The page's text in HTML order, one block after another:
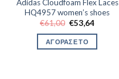
Adidas Cloudfoam Flex Laces
HQ4957 women’s shoes
€61,00 Original
price
was:
€61,00.
€53,64Η
τιμή
ΑΓΟΡΑΣΕ ΤΟ